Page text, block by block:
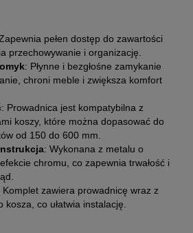
pełen dostęp do zawartości
przechowywanie i organizację.
: Płynne i bezgłośne zamykanie
chroni meble i zwiększa komfort
: Prowadnica jest kompatybilna z
koszy, które można dopasować do
od 150 do 600 mm.
: Wykonana z metalu o
chromu, co zapewnia trwałość i
Komplet zawiera prowadnicę wraz z
kosza, co ułatwia instalację.